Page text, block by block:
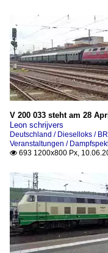
V 200 033 steht am 28
Leon schrijvers
Deutschland / Dieselloks /
Veranstaltungen /
 693 1200x800 Px,